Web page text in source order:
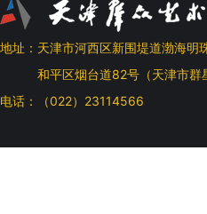
地址：天津市河西区新围堤道渤
和平区烟台道82号（天津市群星
电话：（022）23114566